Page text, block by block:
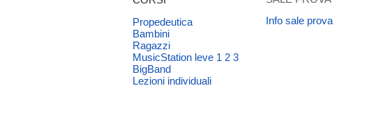
Propedeutica
Bambini
Ragazzi
MusicStation leve 1 2 3
BigBand
Lezioni individuali
Info sale prova